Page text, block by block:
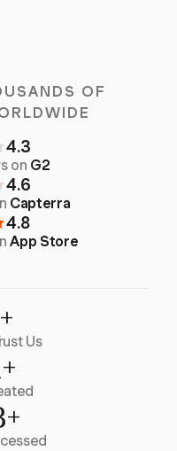
OF
4.3
on G2
4.6
Capterra
4.8
App Store
Us